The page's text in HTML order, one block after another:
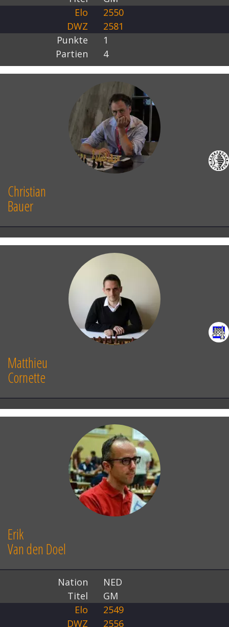
Elo
2550
DWZ
2581
Punkte
1
Partien
4
Christian
Bauer
Matthieu
Cornette
Erik
Van den Doel
Nation
NED
Titel
GM
Elo
2549
DWZ
2556